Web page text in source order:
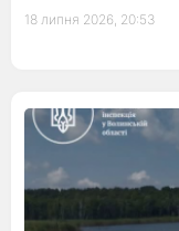
18 липня 2026, 20:53